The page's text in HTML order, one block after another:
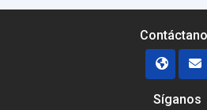
Síganos